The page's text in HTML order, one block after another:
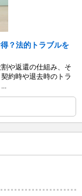
？法的トラブルを
や返還の仕組み、そ
約時や退去時のトラ